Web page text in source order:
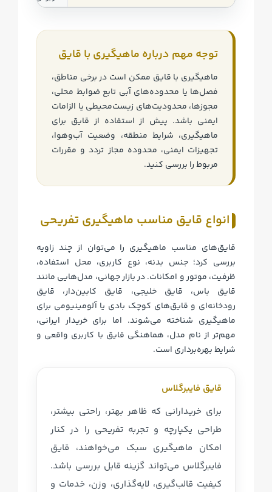
توجه مهم درباره ماهیگیری با قایق
ماهیگیری با قایق ممکن است در برخی مناطق،
فصل‌ها یا محدوده‌های آبی تابع ضوابط محلی،
مجوزها، محدودیت‌های زیست‌محیطی یا الزامات
ایمنی باشد. پیش از استفاده از قایق برای
ماهیگیری، شرایط منطقه، وضعیت آب‌وهوا،
تجهیزات ایمنی، محدوده مجاز تردد و مقررات
مربوط را بررسی کنید.
انواع قایق مناسب ماهیگیری تفریحی
قایق‌های مناسب ماهیگیری را می‌توان از چند زاویه
بررسی کرد؛ جنس بدنه، نوع کاربری، محل استفاده،
ظرفیت، موتور و امکانات. در بازار جهانی، مدل‌هایی مانند
قایق باس، قایق خلیجی، قایق کابین‌دار، قایق
رودخانه‌ای و قایق‌های کوچک بادی یا آلومینیومی برای
ماهیگیری شناخته می‌شوند. اما برای خریدار ایرانی،
مهم‌تر از نام مدل، هماهنگی قایق با کاربری واقعی و
شرایط بهره‌برداری است.
قایق فایبرگلاس
برای خریدارانی که ظاهر بهتر، راحتی بیشتر،
طراحی یکپارچه و تجربه تفریحی را در کنار
امکان ماهیگیری سبک می‌خواهند، قایق
فایبرگلاس می‌تواند گزینه قابل بررسی باشد.
کیفیت قالب‌گیری، لایه‌گذاری، وزن، خدمات و